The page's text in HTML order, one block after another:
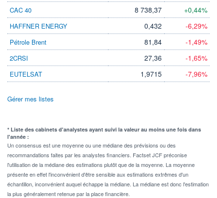
CAC 40 8 738,37 +0,44%
HAFFNER ENERGY 0,432 -6,29%
Pétrole Brent 81,84 -1,49%
2CRSI 27,36 -1,65%
EUTELSAT 1,9715 -7,96%
Gérer mes listes
* Liste des cabinets d'analystes ayant suivi la valeur au moins une fois dans
l'année :
Un consensus est une moyenne ou une médiane des prévisions ou des
recommandations faites par les analystes financiers. Factset JCF préconise
l'utilisation de la médiane des estimations plutôt que de la moyenne. La moyenne
présente en effet l'inconvénient d'être sensible aux estimations extrêmes d'un
échantillon, inconvénient auquel échappe la médiane. La médiane est donc l'estimation
la plus généralement retenue par la place financière.